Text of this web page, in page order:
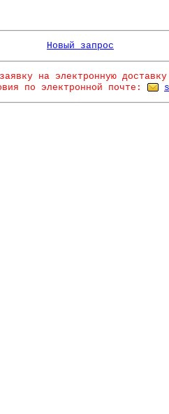
Новый запрос
на электронную
по электронной почте: